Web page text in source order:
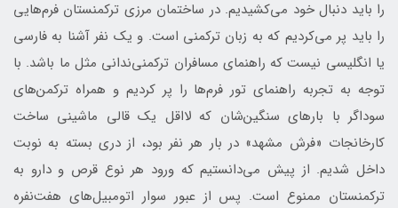
را باید دنبال خود می‌کشیدیم. در ساختمان مرزی ترکمنستان فرم‌هایی
را باید پر می‌کردیم که به زبان ترکمنی است. و یک نفر آشنا به فارسی
یا انگلیسی نیست که راهنمای مسافران ترکمنی‌ندانی مثل ما باشد. با
توجه به تجربه راهنمای تور فرم‌ها را پر کردیم و همراه ترکمن‌های
سوداگر با بارهای سنگین‌شان که لااقل یک قالی ماشینی ساخت
کارخانجات «فرش مشهد» در بار هر نفر بود، از دری بسته به نوبت
داخل شدیم. از پیش می‌دانستیم که ورود هر نوع قرص و دارو به
ترکمنستان ممنوع است. پس از عبور سوار اتومبیل‌های هفت‌نفره